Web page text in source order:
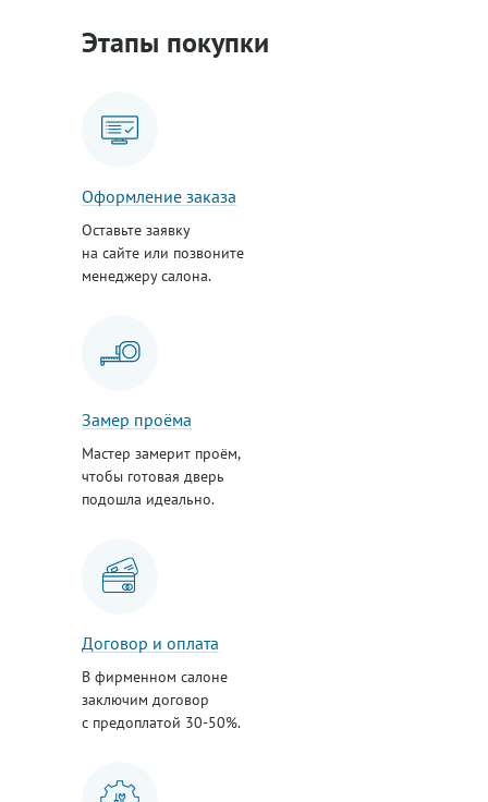
Этапы покупки
Оформление заказа
Оставьте заявку
на сайте или позвоните
менеджеру салона.
Замер проёма
Мастер замерит проём,
чтобы готовая дверь
подошла идеально.
Договор и оплата
В фирменном салоне
заключим договор
с предоплатой 30-50%.